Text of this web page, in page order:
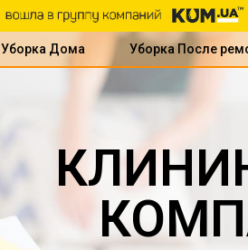
Уборка Дома Уборка После